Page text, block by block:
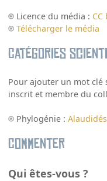
Licence du média : CC
Télécharger le média
Catégories
Pour ajouter un mot clé
inscrit et membre du
Phylogénie :Alaudidés
Commenter
Qui êtes-vous ?